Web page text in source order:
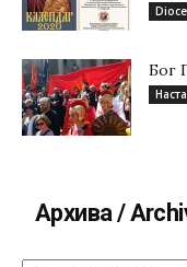
Бог
Архива /
Архива